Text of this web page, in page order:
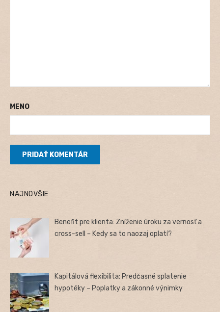
MENO
NAJNOVŠIE
Benefit pre klienta: Zníženie úroku za vernosť a
cross-sell – Kedy sa to naozaj oplatí?
Kapitálová flexibilita: Predčasné splatenie
hypotéky – Poplatky a zákonné výnimky